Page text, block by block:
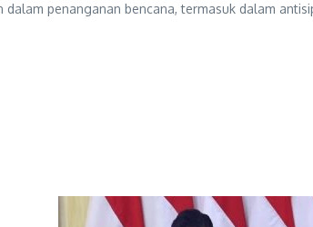
penanganan bencana, termasuk dalam